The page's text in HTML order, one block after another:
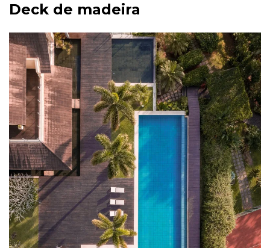
Deck de madeira